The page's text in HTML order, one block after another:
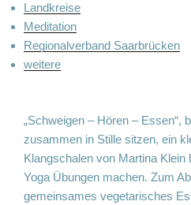
Landkreise
Meditation
Regionalverband Saarbrücken
weitere
„Schweigen – Hören – Essen“,
zusammen in Stille sitzen, ein
Klangschalen von Martina Klein
Yoga Übungen machen. Zum
gemeinsames vegetarisches